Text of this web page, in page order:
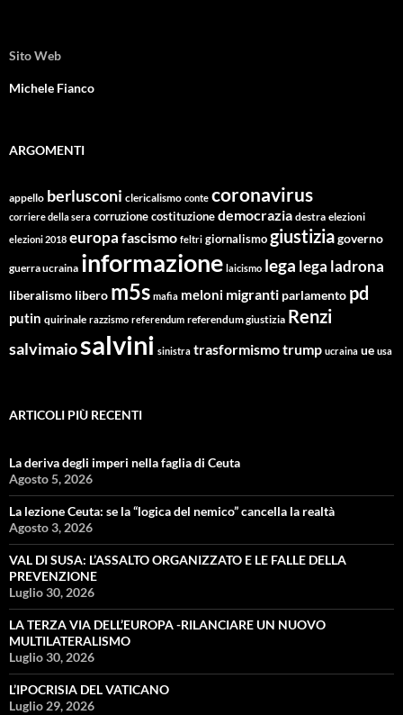
Sito Web
Michele Fianco
ARGOMENTI
appello berlusconi clericalismo conte coronavirus
corriere della sera corruzionecostituzionedemocrazia destra elezioni
elezioni 2018 europa fascismo feltri giornalismogiustiziagoverno
guerra ucraina informazione laicismo lega lega ladrona
liberalismo libero m5s mafia meloni migranti parlamento pd
putin quirinale razzismo referendum referendum giustizia Renzi
salvimaiosalvini sinistra trasformismotrump ucraina ue usa
ARTICOLI PIÙ RECENTI
La deriva degli imperi nella faglia di Ceuta
Agosto 5, 2026
La lezione Ceuta: se la “logica del nemico” cancella la realtà
Agosto 3, 2026
VAL DI SUSA: L’ASSALTO ORGANIZZATO E LE FALLE DELLA
PREVENZIONE
Luglio 30, 2026
LA TERZA VIA DELL’EUROPA -RILANCIARE UN NUOVO
MULTILATERALISMO
Luglio 30, 2026
L’IPOCRISIA DEL VATICANO
Luglio 29, 2026